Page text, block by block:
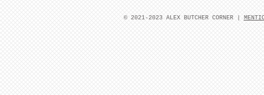
​© 2021-2023 ALEX BUTCHER CORNER |